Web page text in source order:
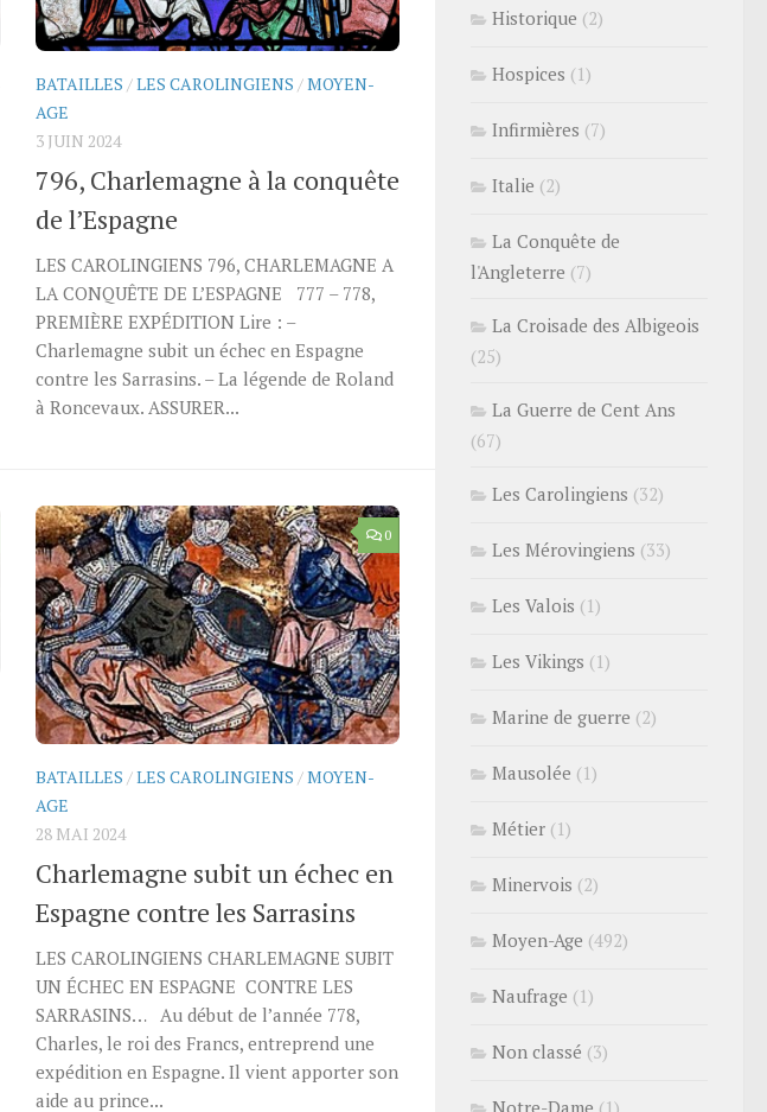
BATAILLES /LES CAROLINGIENS /MOYEN-
AGE
3 JUIN 2024
796, Charlemagne à la conquête
de l’Espagne
LES CAROLINGIENS 796, CHARLEMAGNE A
LA CONQUÊTE DE L’ESPAGNE 777 – 778,
PREMIÈRE EXPÉDITION Lire : –
Charlemagne subit un échec en Espagne
contre les Sarrasins. – La légende de Roland
à Roncevaux. ASSURER...
0
BATAILLES /LES CAROLINGIENS /MOYEN-
AGE
28 MAI 2024
Charlemagne subit un échec en
Espagne contre les Sarrasins
LES CAROLINGIENS CHARLEMAGNE SUBIT
UN ÉCHEC EN ESPAGNE CONTRE LES
SARRASINS… Au début de l’année 778,
Charles, le roi des Francs, entreprend une
expédition en Espagne. Il vient apporter son
aide au prince...
Historique (2)
Hospices (1)
Infirmières (7)
Italie (2)
La Conquête de
l'Angleterre (7)
La Croisade des Albigeois
(25)
La Guerre de Cent Ans
(67)
Les Carolingiens (32)
Les Mérovingiens (33)
Les Valois (1)
Les Vikings (1)
Marine de guerre (2)
Mausolée (1)
Métier (1)
Minervois (2)
Moyen-Age (492)
Naufrage (1)
Non classé (3)
Notre-Dame (1)